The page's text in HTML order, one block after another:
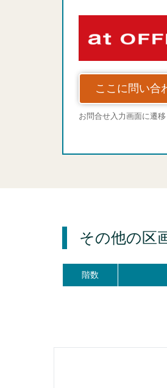
ここに問い合
お問合せ入力画面に遷移
その他の区
階数